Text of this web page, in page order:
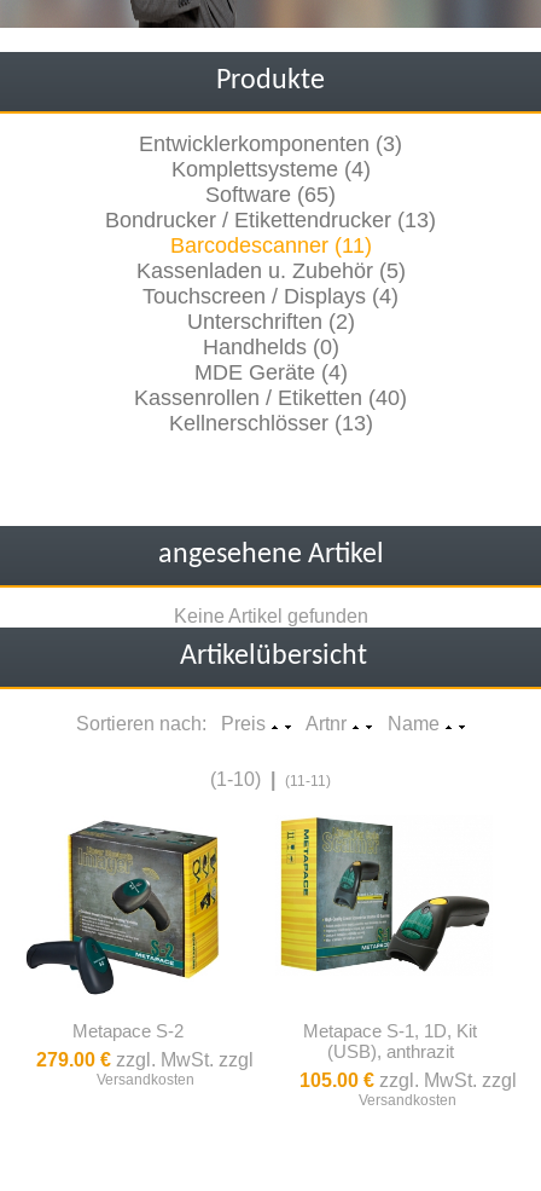
Produkte
Entwicklerkomponenten (3)
Komplettsysteme (4)
Software (65)
Bondrucker / Etikettendrucker (13)
Barcodescanner (11)
Kassenladen u. Zubehör (5)
Touchscreen / Displays (4)
Unterschriften (2)
Handhelds (0)
MDE Geräte (4)
Kassenrollen / Etiketten (40)
Kellnerschlösser (13)
angesehene Artikel
Keine Artikel gefunden
Artikelübersicht
Sortieren nach: Preis Artnr Name
(1-10) (11-11)
Metapace S-2
279.00 € zzgl. MwSt. zzgl
Versandkosten
Metapace S-1, 1D, Kit
(USB), anthrazit
105.00 €zzgl. MwSt. zzgl
Versandkosten